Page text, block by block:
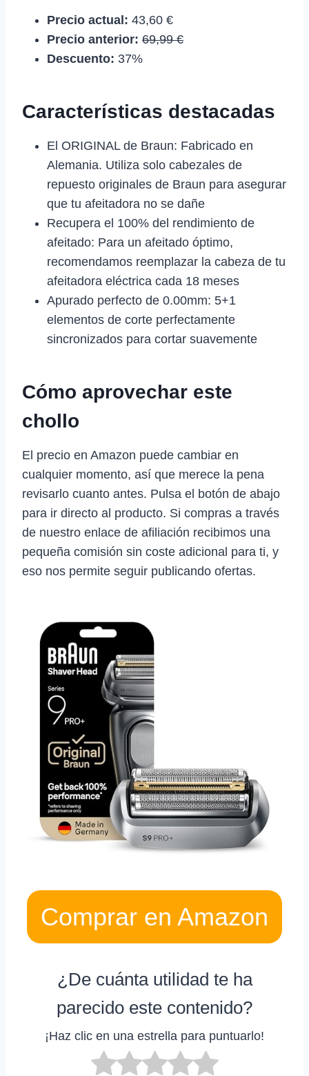
Precio actual: 43,60 €
Precio anterior: 69,99 €
Descuento: 37%
Características destacadas
El ORIGINAL de Braun: Fabricado en
Alemania. Utiliza solo cabezales de
repuesto originales de Braun para asegurar
que tu afeitadora no se dañe
Recupera el 100% del rendimiento de
afeitado: Para un afeitado óptimo,
recomendamos reemplazar la cabeza de tu
afeitadora eléctrica cada 18 meses
Apurado perfecto de 0.00mm: 5+1
elementos de corte perfectamente
sincronizados para cortar suavemente
Cómo aprovechar este
chollo
El precio en Amazon puede cambiar en
cualquier momento, así que merece la pena
revisarlo cuanto antes. Pulsa el botón de abajo
para ir directo al producto. Si compras a través
de nuestro enlace de afiliación recibimos una
pequeña comisión sin coste adicional para ti, y
eso nos permite seguir publicando ofertas.
Comprar en Amazon
¿De cuánta utilidad te ha
parecido este contenido?
¡Haz clic en una estrella para puntuarlo!